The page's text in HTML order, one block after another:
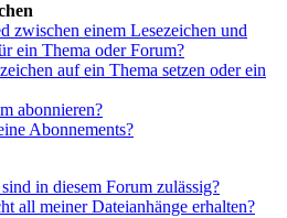
zwischen einem Lesezeichen und
ein Thema oder Forum?
auf ein Thema setzen oder ein
abonnieren?
Abonnements?
in diesem Forum zulässig?
all meiner Dateianhänge erhalten?